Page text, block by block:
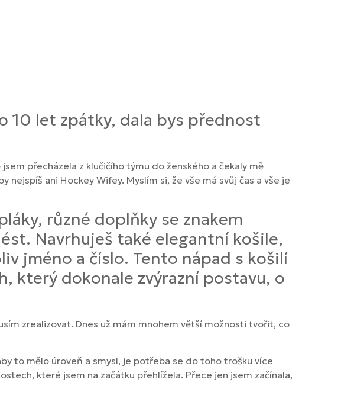
10 let zpátky, dala bys přednost
přecházela z klučičího týmu do ženského a čekaly mě
ani Hockey Wifey. Myslím si, že vše má svůj čas a vše je
různé doplňky se znakem
Navrhuješ také elegantní košile,
jméno a číslo. Tento nápad s košilí
který dokonale zvýrazní postavu, o
zrealizovat. Dnes už mám mnohem větší možnosti tvořit, co
to mělo úroveň a smysl, je potřeba se do toho trošku více
které jsem na začátku přehlížela. Přece jen jsem začínala,